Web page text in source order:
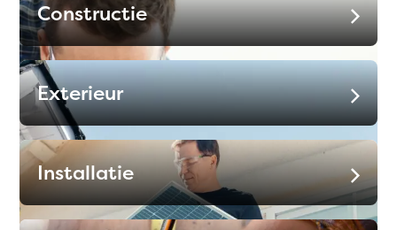
Constructie
Exterieur
Installatie